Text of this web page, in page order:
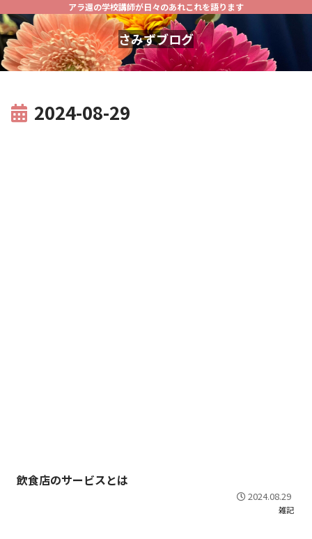
アラ還の学校講師が日々のあれこれを語ります
さみずブログ
2024-08-29
飲食店のサービスとは
2024.08.29
雑記